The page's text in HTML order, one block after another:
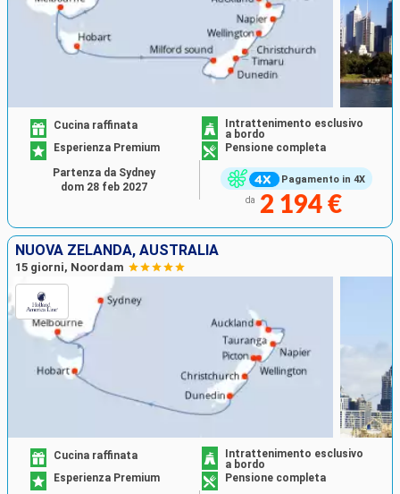
Pagamento in 4X
Cucina raffinata
Intrattenimento esclusivo
a bordo
Esperienza Premium
Pensione completa
da 2 194 €
Partenza da Sydney
dom 28 feb 2027
NUOVA ZELANDA, AUSTRALIA
15 giorni, Noordam
Cucina raffinata
Intrattenimento esclusivo
a bordo
Esperienza Premium
Pensione completa